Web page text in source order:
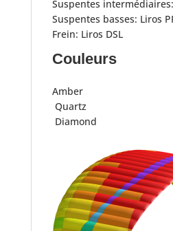
Suspentes
Suspentes basses: Liros
Frein: Liros DSL
Couleurs
Diamond